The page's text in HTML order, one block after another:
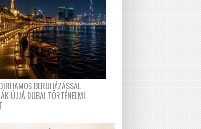
BERUHÁZÁSSAL
ÚJJÁ DUBAI TÖRTÉNELMI